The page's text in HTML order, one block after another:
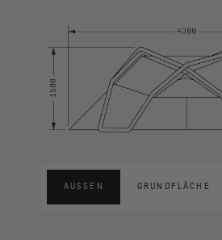
AUSSEN GRUNDFLÄCHE